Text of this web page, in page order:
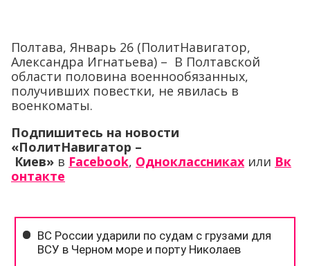
Полтава, Январь 26 (ПолитНавигатор,
Александра Игнатьева) – В Полтавской
области половина военнообязанных,
получивших повестки, не явилась в
военкоматы.
Подпишитесь на новости
«ПолитНавигатор –
Киев» в Facebook, Одноклассниках или Вк
онтакте